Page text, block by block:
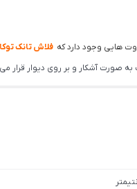
هایی وجود دارد که فلاش تانک
به صورت آشکار و بر روی دیوار